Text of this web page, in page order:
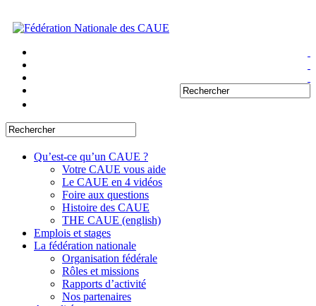
Qu’est-ce qu’un CAUE ?
Votre CAUE vous aide
Le CAUE en 4 vidéos
Foire aux questions
Histoire des CAUE
THE CAUE (english)
Emplois et stages
La fédération nationale
Organisation fédérale
Rôles et missions
Rapports d’activité
Nos partenaires